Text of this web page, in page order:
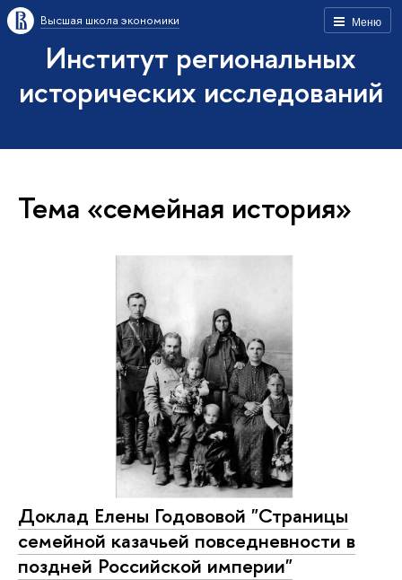
Меню
Высшая школа экономики
Институт региональных
исторических исследований
Тема «семейная история»
Доклад Елены Годововой "Страницы
семейной казачьей повседневности в
поздней Российской империи"